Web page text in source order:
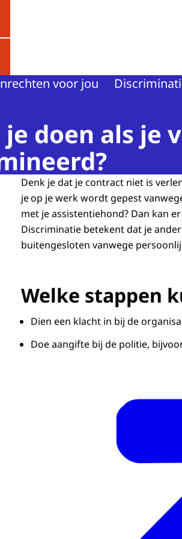
voor jou
doen als je
Denk je dat je contract niet is
je op je werk wordt gepest
met je assistentiehond? Dan kan
Discriminatie betekent dat je
buitengesloten vanwege
Welke stappen
Dien een klacht in bij de
Doe aangifte bij de politie,